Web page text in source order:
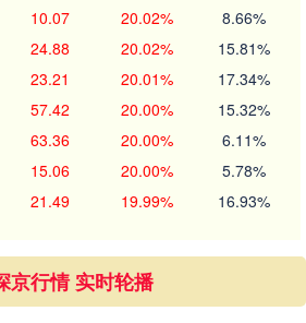
10.07 20.02% 8.66%
24.88 20.02% 15.81%
23.21 20.01% 17.34%
57.42 20.00% 15.32%
63.36 20.00% 6.11%
15.06 20.00% 5.78%
21.49 19.99% 16.93%
京行情 实时轮播